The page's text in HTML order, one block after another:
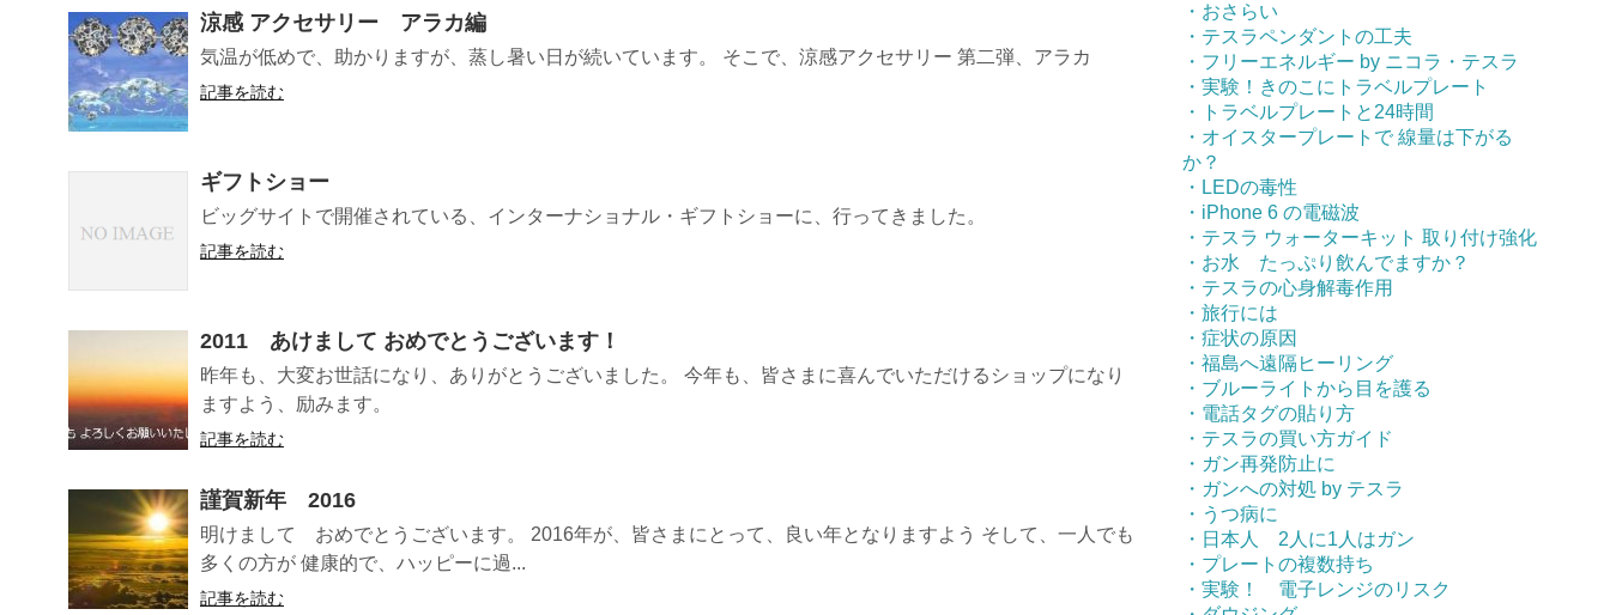
涼感 アクセサリー アラカ編
気温が低めで、助かりますが、蒸し暑い日が続いています。 そこで、涼感アクセサリー 第二弾、アラカ
記事を読む
ギフトショー
ビッグサイトで開催されている、インターナショナル・ギフトショーに、行ってきました。
記事を読む
2011 あけまして おめでとうございます！
昨年も、大変お世話になり、ありがとうございました。 今年も、皆さまに喜んでいただけるショップになり
ますよう、励みます。
記事を読む
謹賀新年 2016
明けまして おめでとうございます。 2016年が、皆さまにとって、良い年となりますよう そして、一人でも
多くの方が 健康的で、ハッピーに過...
記事を読む
・おさらい
・テスラペンダントの工夫
・フリーエネルギー by ニコラ・テスラ
・実験！きのこにトラベルプレート
・トラベルプレートと24時間
・オイスタープレートで 線量は下がる
か？
・LEDの毒性
・iPhone 6 の電磁波
・テスラ ウォーターキット 取り付け強化
・お水 たっぷり飲んでますか？
・テスラの心身解毒作用
・旅行には
・症状の原因
・福島へ遠隔ヒーリング
・ブルーライトから目を護る
・電話タグの貼り方
・テスラの買い方ガイド
・ガン再発防止に
・ガンへの対処 by テスラ
・うつ病に
・日本人 2人に1人はガン
・プレートの複数持ち
・実験！ 電子レンジのリスク